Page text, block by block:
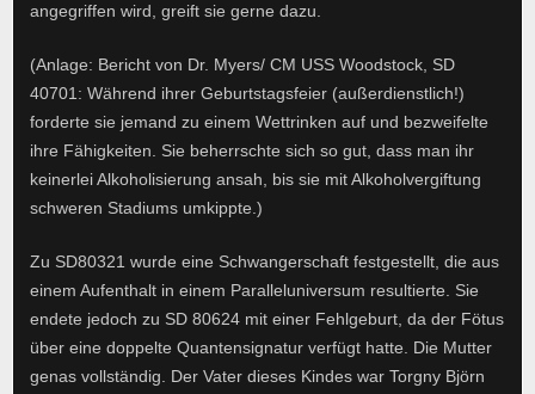
angegriffen wird, greift sie gerne dazu.
(Anlage: Bericht von Dr. Myers/ CM USS Woodstock, SD
40701: Während ihrer Geburtstagsfeier (außerdienstlich!)
forderte sie jemand zu einem Wettrinken auf und bezweifelte
ihre Fähigkeiten. Sie beherrschte sich so gut, dass man ihr
keinerlei Alkoholisierung ansah, bis sie mit Alkoholvergiftung
schweren Stadiums umkippte.)
Zu SD80321 wurde eine Schwangerschaft festgestellt, die aus
einem Aufenthalt in einem Paralleluniversum resultierte. Sie
endete jedoch zu SD 80624 mit einer Fehlgeburt, da der Fötus
über eine doppelte Quantensignatur verfügt hatte. Die Mutter
genas vollständig. Der Vater dieses Kindes war Torgny Björn